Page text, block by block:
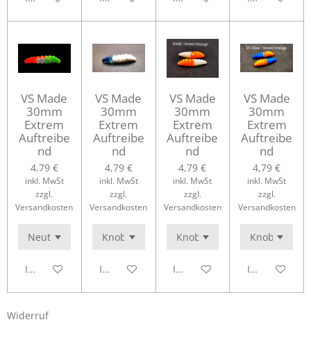
VS Made
30mm
Extrem
Auftreibe
nd
4,79 €
inkl. MwSt
zzgl.
Versandkosten
In den Warenkorb
VS Made
30mm
Extrem
Auftreibe
nd
4,79 €
inkl. MwSt
zzgl.
Versandkosten
In den Warenkorb
VS Made
30mm
Extrem
Auftreibe
nd
4,79 €
inkl. MwSt
zzgl.
Versandkosten
In den Warenkorb
VS Made
30mm
Extrem
Auftreibe
nd
4,79 €
inkl. MwSt
zzgl.
Versandkosten
In den
Widerruf